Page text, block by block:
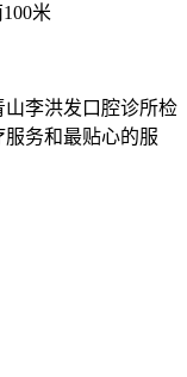
米
李洪发口腔诊所检
务和最贴心的服